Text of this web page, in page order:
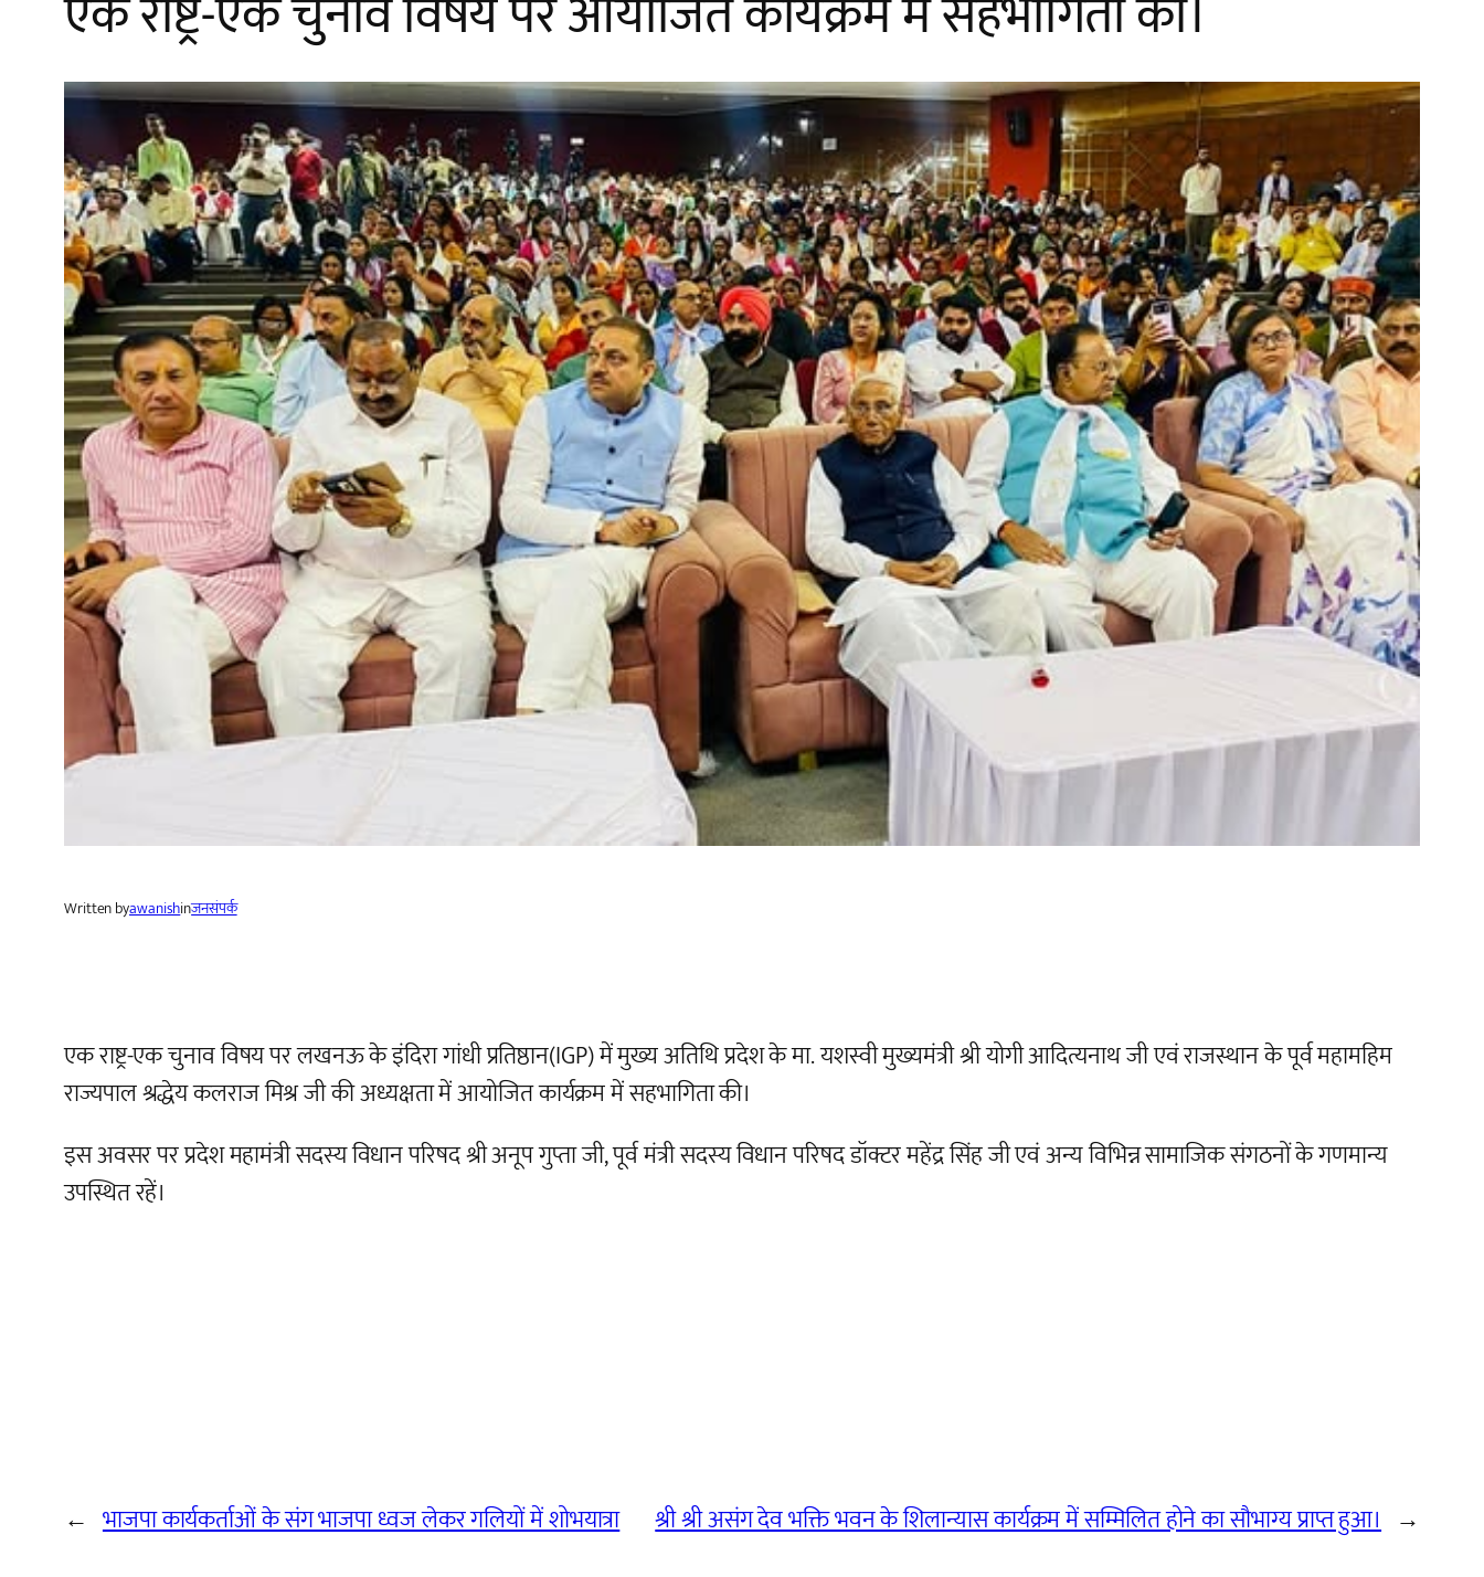
Written byawanishinजनसंपर्क
एक राष्ट्र-एक चुनाव विषय पर लखनऊ के इंदिरा गांधी प्रतिष्ठान(IGP) में मुख्य अतिथि प्रदेश के मा. यशस्वी मुख्यमंत्री श्री योगी आदित्यनाथ जी एवं राजस्थान के पूर्व महामहिम
राज्यपाल श्रद्धेय कलराज मिश्र जी की अध्यक्षता में आयोजित कार्यक्रम में सहभागिता की।
इस अवसर पर प्रदेश महामंत्री सदस्य विधान परिषद श्री अनूप गुप्ता जी, पूर्व मंत्री सदस्य विधान परिषद डॉक्टर महेंद्र सिंह जी एवं अन्य विभिन्न सामाजिक संगठनों के गणमान्य
उपस्थित रहें।
← भाजपा कार्यकर्ताओं के संग भाजपा ध्वज लेकर गलियों में शोभयात्रा श्री श्री असंग देव भक्ति भवन के शिलान्यास कार्यक्रम में सम्मिलित होने का सौभाग्य प्राप्त हुआ। →